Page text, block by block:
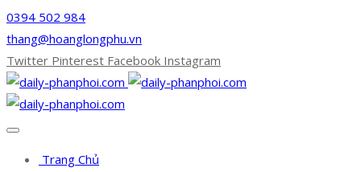
0394 502 984
thang@hoanglongphu.vn
Twitter Pinterest Facebook Instagram
Trang Chủ